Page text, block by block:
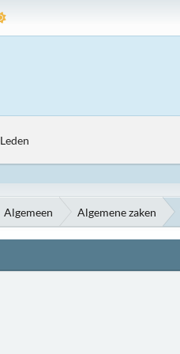
Leden
Algemeen Algemene zaken